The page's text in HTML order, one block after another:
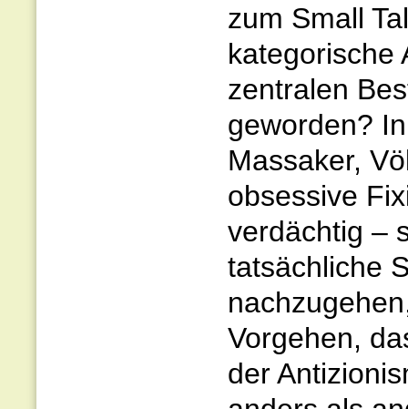
zum Small
kategorische
zentralen
geworden?
Massaker,
obsessive
verdächtig –
tatsächliche
Vorgehen,
der